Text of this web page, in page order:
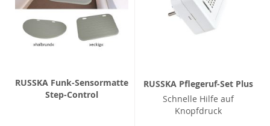
RUSSKA Funk-Sensormatte
Step-Control
RUSSKA Pflegeruf-Set Plus
Schnelle Hilfe auf
Knopfdruck